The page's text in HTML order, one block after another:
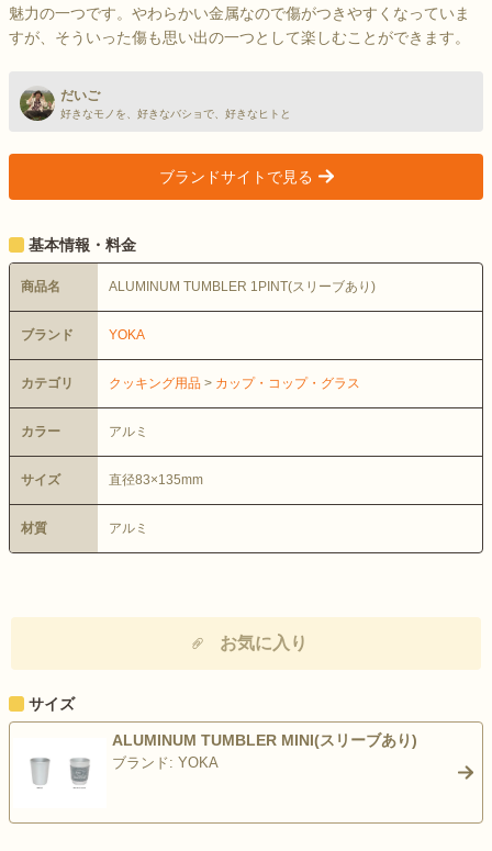
魅力の一つです。やわらかい金属なので傷がつきやすくなっていま
すが、そういった傷も思い出の一つとして楽しむことができます。
だいご
好きなモノを、好きなバショで、好きなヒトと
ブランドサイトで見る
基本情報・料金
商品名 ALUMINUM TUMBLER 1PINT(スリーブあり)
ブランド YOKA
カテゴリ クッキング用品 > カップ・コップ・グラス
カラー アルミ
サイズ 直径83×135mm
材質 アルミ
お気に入り
サイズ
ALUMINUM TUMBLER MINI(スリーブあり)
ブランド: YOKA